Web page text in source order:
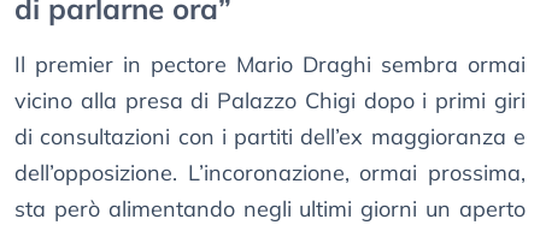
di parlarne ora”
Il premier in pectore Mario Draghi sembra ormai
vicino alla presa di Palazzo Chigi dopo i primi giri
di consultazioni con i partiti dell’ex maggioranza e
dell’opposizione. L’incoronazione, ormai prossima,
sta però alimentando negli ultimi giorni un aperto